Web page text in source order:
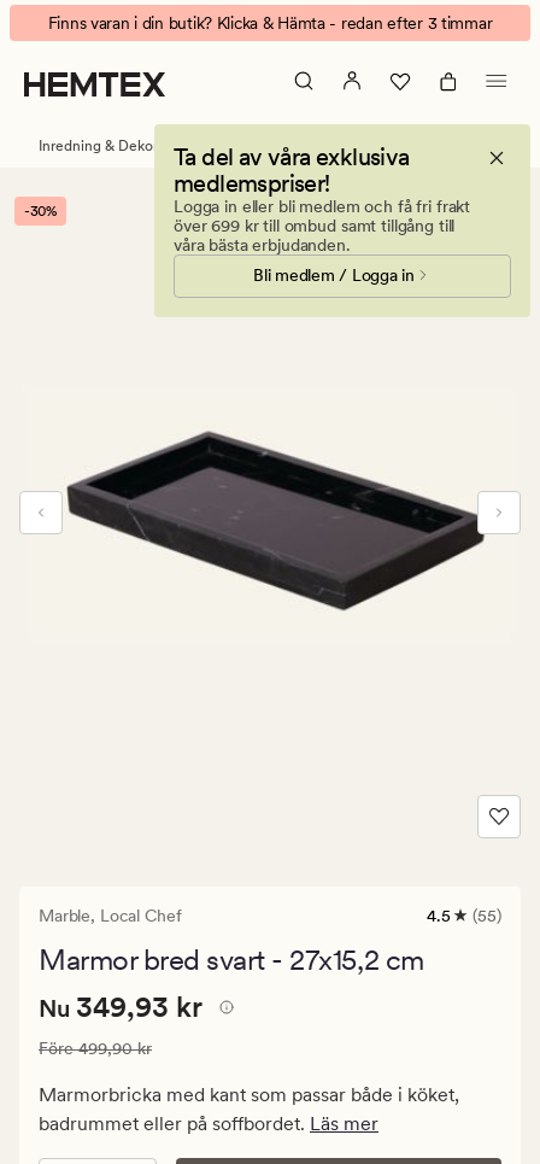
Marble
marmor
bred
svart
Animerad
banner.
Klicka
på
att
pausa.
Finns varan i din butik? Klicka & Hämta - redan efter 3 timmar
Ta del av våra exklusiva
medlemspriser!
Logga in eller bli medlem och få fri frakt
över 699 kr till ombud samt tillgång till
våra bästa erbjudanden.
Bli medlem / Logga in
Inredning & Dekorationer Brickor och fat
-30%
Marble, Local Chef
55
4.5 (55)
Marmor bred svart - 27x15,2 cm
Nuvarande
349,93
kr.
Ordinarie
Nuvarande pris
Nu 349,93 kr
Ordinarie pris 499,90 kr
Före499,90 kr
Marmorbricka med kant som passar både i köket,
badrummet eller på soffbordet. Läs mer